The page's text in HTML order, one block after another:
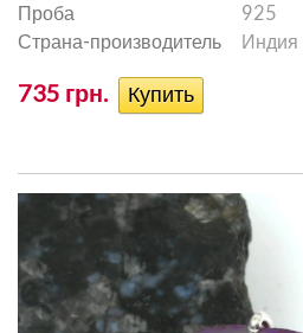
Проба
925
Страна-производитель
Индия
735 грн.